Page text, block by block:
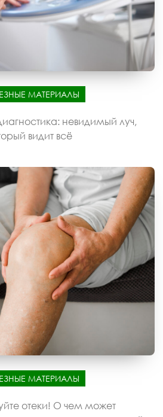
МАТЕРИАЛЫ
невидимый луч,
видит всё
МАТЕРИАЛЫ
отеки! О чем может